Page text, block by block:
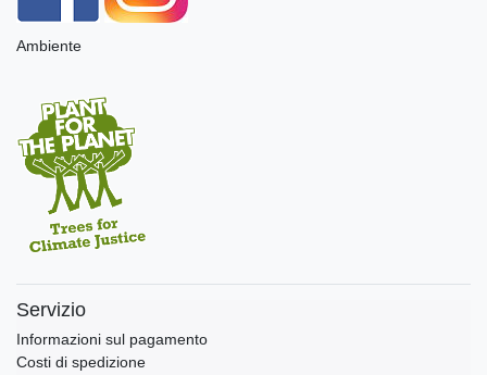
Ambiente
Servizio
Informazioni sul pagamento
Costi di spedizione